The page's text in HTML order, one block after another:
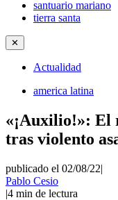
santuario mariano
tierra santa
✕
Actualidad
america latina
«¡Auxilio!»: El
tras violento
publicado el 02/08/22|
Pablo Cesio
|4 min de lectura